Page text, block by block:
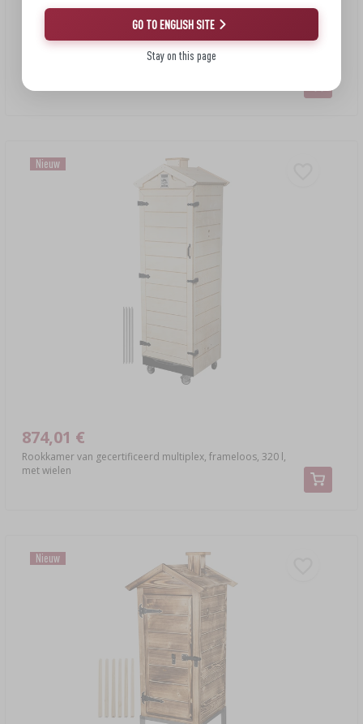
563,61 €
Nieuw
Rookkamer van gecertificeerd multiplex, frameloos, 320 l,
met wielen
874,01 €
Nieuw
GO TO ENGLISH SITE
Stay on this page